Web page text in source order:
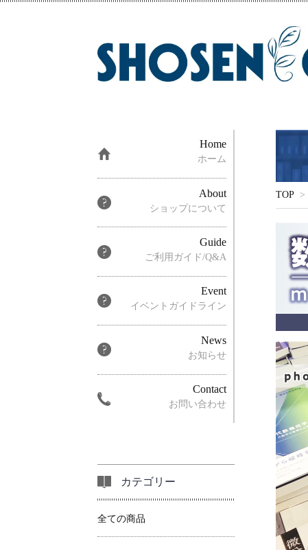
TOP >
Home
ホーム
About
ショップについて
Guide
ご利用ガイド/Q&A
Event
イベントガイドライン
News
お知らせ
Contact
お問い合わせ
カテゴリー
全ての商品